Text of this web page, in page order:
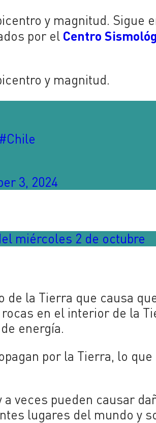
y magnitud. Sigue
por el Centro
y magnitud.
#Chile
3, 2024
miércoles 2 de octubre
de la Tierra que causa
en el interior de la
energía.
por la Tierra, lo que
veces pueden causar
lugares del mundo y